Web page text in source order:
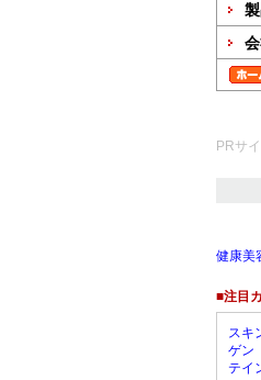
PRサ
健康美
■注目
スキ
ゲン
テイ